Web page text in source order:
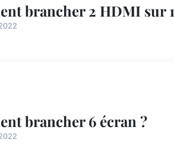
brancher 2 HDMI sur
brancher 6 écran ?